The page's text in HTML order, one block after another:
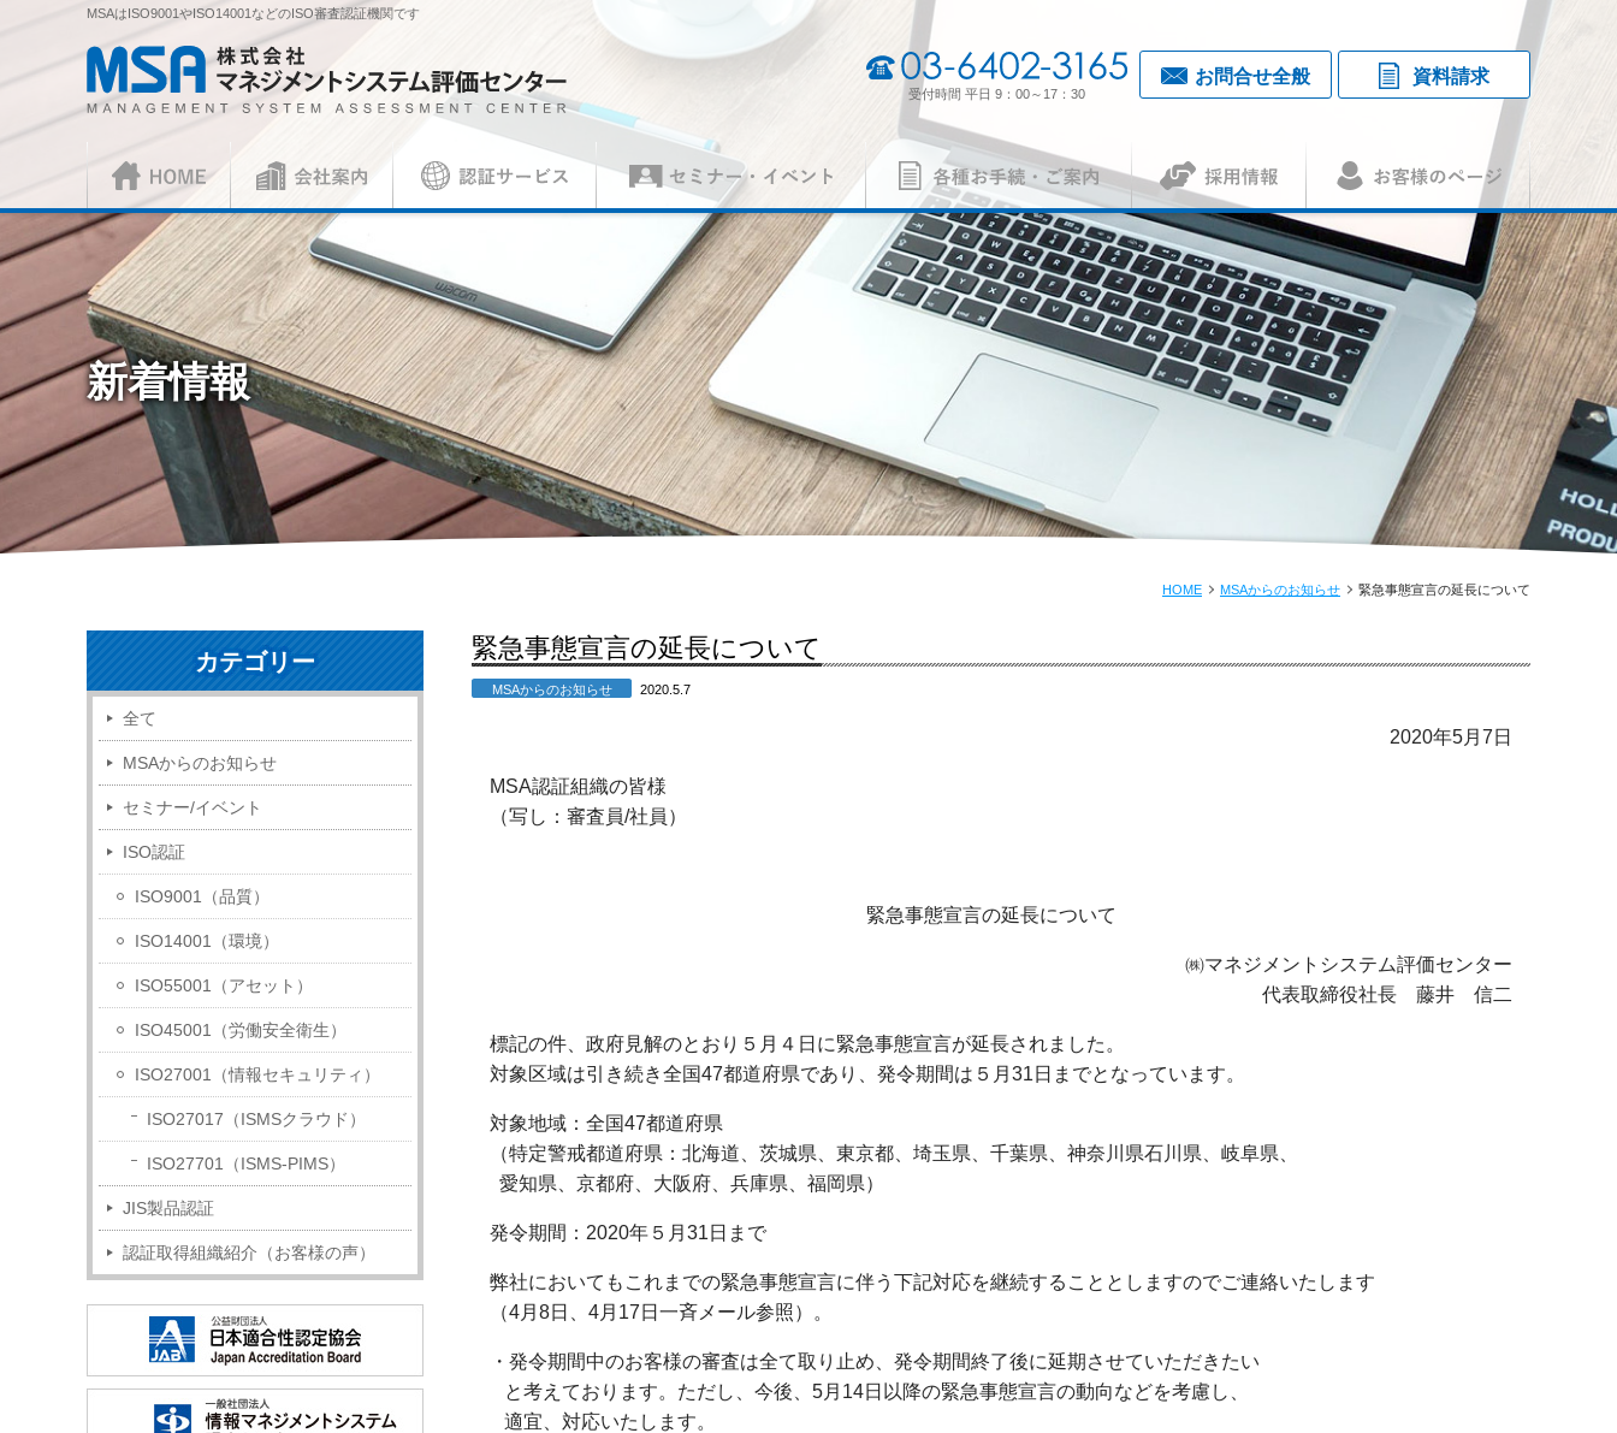
MSAはISO9001やISO14001などのISO審査認証機関です
株式会社 マネジメントシステム評価センター
03-6402-3165
受付時間 平日 9：00～17：30
お問合せ全般 資料請求
HOME 会社案内
会社概要 社長挨拶 経営理念・経営方針 事業所一覧・アクセス
認証サービス
ISO認証
ISO認証（マネジメントシステム）
／審査認証制度
ISO 9001（品質） ISO 14001 ISO 55001（アセット）
ISO 45001（労働安全衛生） ISO 27001
MSAの審査認証
ISOとは？
JIS製品認証
JIS製品認証 JIS製品認証の手続き 認証リスト
セミナー・イベント 各種お手続・ご案内
各種お手続
資料請求 見積依頼書・各種申請書 異議申立て・苦情
各種ご案内
複合審査のご案内 認証移転のご案内 パンフレット
採用情報
正社員 ISO審査員（契約審査員） 製品認証審査員（契約審査員）
お客様のページ
新着情報
HOME MSAからのお知らせ 緊急事態宣言の延長について
緊急事態宣言の延長について
MSAからのお知らせ 2020.5.7
2020年5月7日
MSA認証組織の皆様
（写し：審査員/社員）
緊急事態宣言の延長について
㈱マネジメントシステム評価センター
代表取締役社長 藤井 信二
標記の件、政府見解のとおり５月４日に緊急事態宣言が延長されました。
対象区域は引き続き全国47都道府県であり、発令期間は５月31日までとなっています。
対象地域：全国47都道府県
（特定警戒都道府県：北海道、茨城県、東京都、埼玉県、千葉県、神奈川県石川県、岐阜県、
愛知県、京都府、大阪府、兵庫県、福岡県）
発令期間：2020年５月31日まで
弊社においてもこれまでの緊急事態宣言に伴う下記対応を継続することとしますのでご連絡いたします
（4月8日、4月17日一斉メール参照）。
・発令期間中のお客様の審査は全て取り止め、発令期間終了後に延期させていただきたい
と考えております。ただし、今後、5月14日以降の緊急事態宣言の動向などを考慮し、
適宜、対応いたします。
カテゴリー
全て
MSAからのお知らせ
セミナー/イベント
ISO認証
ISO9001（品質）
ISO14001（環境）
ISO55001（アセット）
ISO45001（労働安全衛生）
ISO27001（情報セキュリティ）
ISO27017（ISMSクラウド）
ISO27701（ISMS-PIMS）
JIS製品認証
認証取得組織紹介（お客様の声）